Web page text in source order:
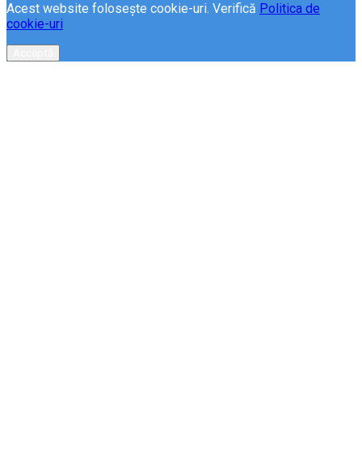
Acest website folosește cookie-uri. Verifică Politica de
cookie-uri